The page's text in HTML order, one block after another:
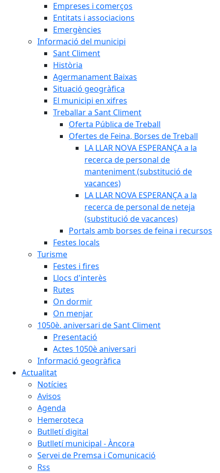
Empreses i comerços
Entitats i associacions
Emergències
Informació del municipi
Sant Climent
Història
Agermanament Baixas
Situació geogràfica
El municipi en xifres
Treballar a Sant Climent
Oferta Pública de Treball
Ofertes de Feina, Borses de Treball
LA LLAR NOVA ESPERANÇA a la
recerca de personal de
manteniment (substitució de
vacances)
LA LLAR NOVA ESPERANÇA a la
recerca de personal de neteja
(substitució de vacances)
Portals amb borses de feina i recursos
Festes locals
Turisme
Festes i fires
Llocs d'interès
Rutes
On dormir
On menjar
1050è. aniversari de Sant Climent
Presentació
Actes 1050è aniversari
Informació geogràfica
Actualitat
Notícies
Avisos
Agenda
Hemeroteca
Butlletí digital
Butlletí municipal - Àncora
Servei de Premsa i Comunicació
Rss